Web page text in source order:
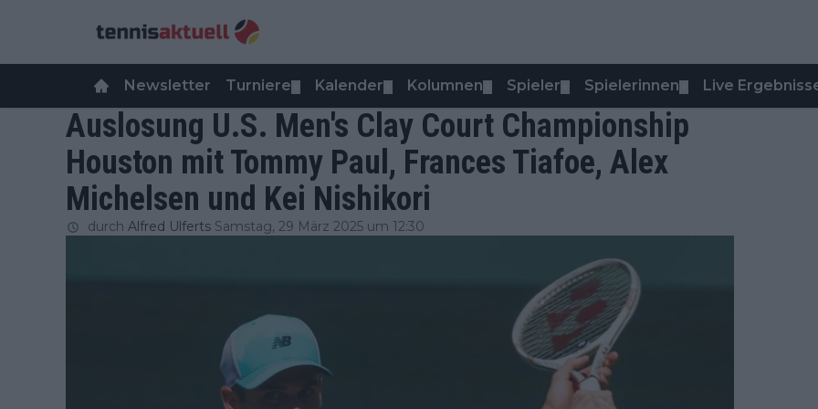
Newsletter Turniere Kalender Kolumnen Spieler Spielerinnen Live
Auslosung U.S. Men's Clay Court Championship
Houston mit Tommy Paul, Frances Tiafoe, Alex
Michelsen und Kei Nishikori
durch Alfred Ulferts Samstag, 29 März 2025 um 12:30